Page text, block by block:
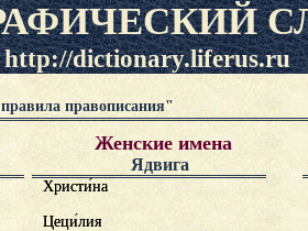
http://dictionary.liferus.ru
правописания"
Женские имена
Ядвига
Христи́на
Христина
Цеци́лия
Цецилия